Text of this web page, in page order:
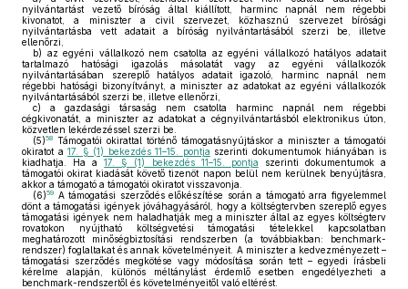
nyilvántartást vezető bíróság által kiállított, harminc napnál nem régebbi
kivonatot, a miniszter a civil szervezet, közhasznú szervezet bírósági
nyilvántartásba vett adatait a bíróság nyilvántartásából szerzi be, illetve
ellenőrzi,
b) az egyéni vállalkozó nem csatolta az egyéni vállalkozó hatályos adatait
tartalmazó hatósági igazolás másolatát vagy az egyéni vállalkozók
nyilvántartásában szereplő hatályos adatait igazoló, harminc napnál nem
régebbi hatósági bizonyítványt, a miniszter az adatokat az egyéni vállalkozók
nyilvántartásából szerzi be, illetve ellenőrzi,
c) a gazdasági társaság nem csatolta harminc napnál nem régebbi
cégkivonatát, a miniszter az adatokat a cégnyilvántartásból elektronikus úton,
közvetlen lekérdezéssel szerzi be.
(5)58 Támogatói okirattal történő támogatásnyújtáskor a miniszter a támogatói
okiratot a17. § (1) bekezdés 11–15. pontja szerinti dokumentumok hiányában is
kiadhatja. Ha a17. § (1) bekezdés 11–15. pontja szerinti dokumentumok a
támogatói okirat kiadását követő tizenöt napon belül nem kerülnek benyújtásra,
akkor a támogató a támogatói okiratot visszavonja.
(6)59 A támogatási szerződés előkészítése során a támogató arra figyelemmel
dönt a támogatási igények jóváhagyásáról, hogy a költségtervben szereplő egyes
támogatási igények nem haladhatják meg a miniszter által az egyes költségterv
rovatokon nyújtható költségvetési támogatási tételekkel kapcsolatban
meghatározott minőségbiztosítási rendszerben (a továbbiakban: benchmark-
rendszer) foglaltakat és annak követelményeit. A miniszter a kedvezményezett –
támogatási szerződés megkötése vagy módosítása során tett – egyedi írásbeli
kérelme alapján, különös méltánylást érdemlő esetben engedélyezheti a
benchmark-rendszertől és követelményeitől való eltérést.